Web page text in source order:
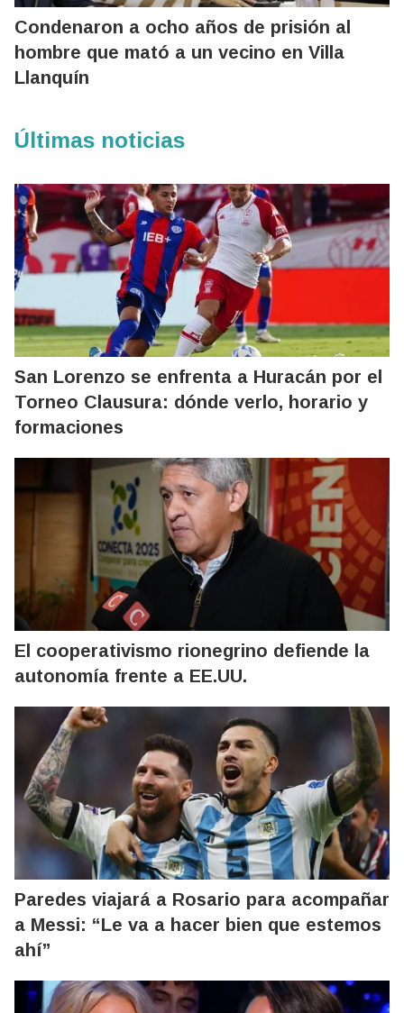
Condenaron a ocho años de prisión al
hombre que mató a un vecino en Villa
Llanquín
Últimas noticias
San Lorenzo se enfrenta a Huracán por el
Torneo Clausura: dónde verlo, horario y
formaciones
El cooperativismo rionegrino defiende la
autonomía frente a EE.UU.
Paredes viajará a Rosario para acompañar
a Messi: “Le va a hacer bien que estemos
ahí”